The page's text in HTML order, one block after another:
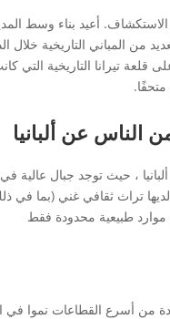
الاستكشاف. أعيد بناء وسط
من المباني التاريخية خلال
قلعة تيرانا التاريخية التي
الناس عن ألبانيا
ألبانيا ، حيث توجد جبال
تراث ثقافي غني (بما في ذلك
موارد طبيعية محدودة فقط
من أسرع القطاعات نموا في